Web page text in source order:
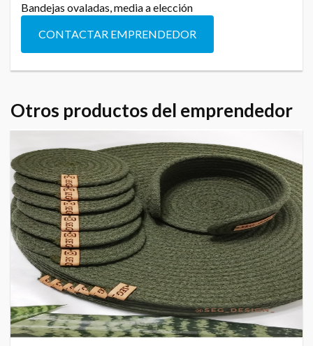
Bandejas ovaladas, media a elección
CONTACTAR EMPRENDEDOR
Otros productos del emprendedor